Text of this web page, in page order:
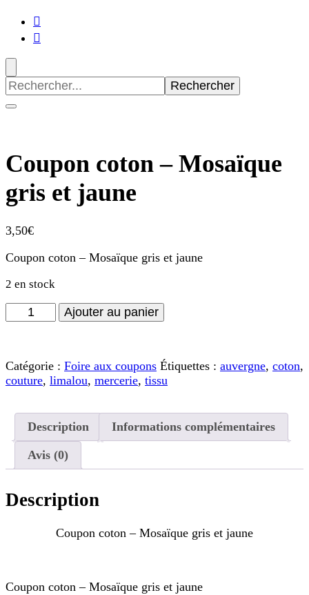
Recherche
pour
:
Coupon coton – Mosaïque
gris et jaune
3,50€
Coupon coton – Mosaïque gris et jaune
2 en stock
quantité
de
-
Mosaïque
jaune
Ajouter au panier
Catégorie : Foire aux coupons Étiquettes : auvergne, coton,
couture, limalou, mercerie, tissu
Description Informations complémentaires
Avis (0)
Description
Coupon coton – Mosaïque gris et jaune
Coupon coton – Mosaïque gris et jaune